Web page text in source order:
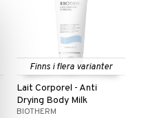
Finns i flera varianter
Lait Corporel - Anti
Drying Body Milk
BIOTHERM